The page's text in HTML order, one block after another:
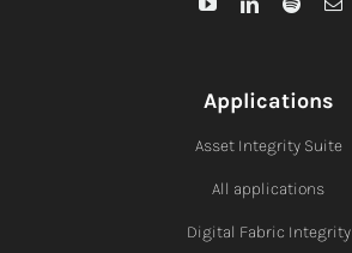
Applications
Asset Integrity Suite
All applications
Digital Fabric Integrity